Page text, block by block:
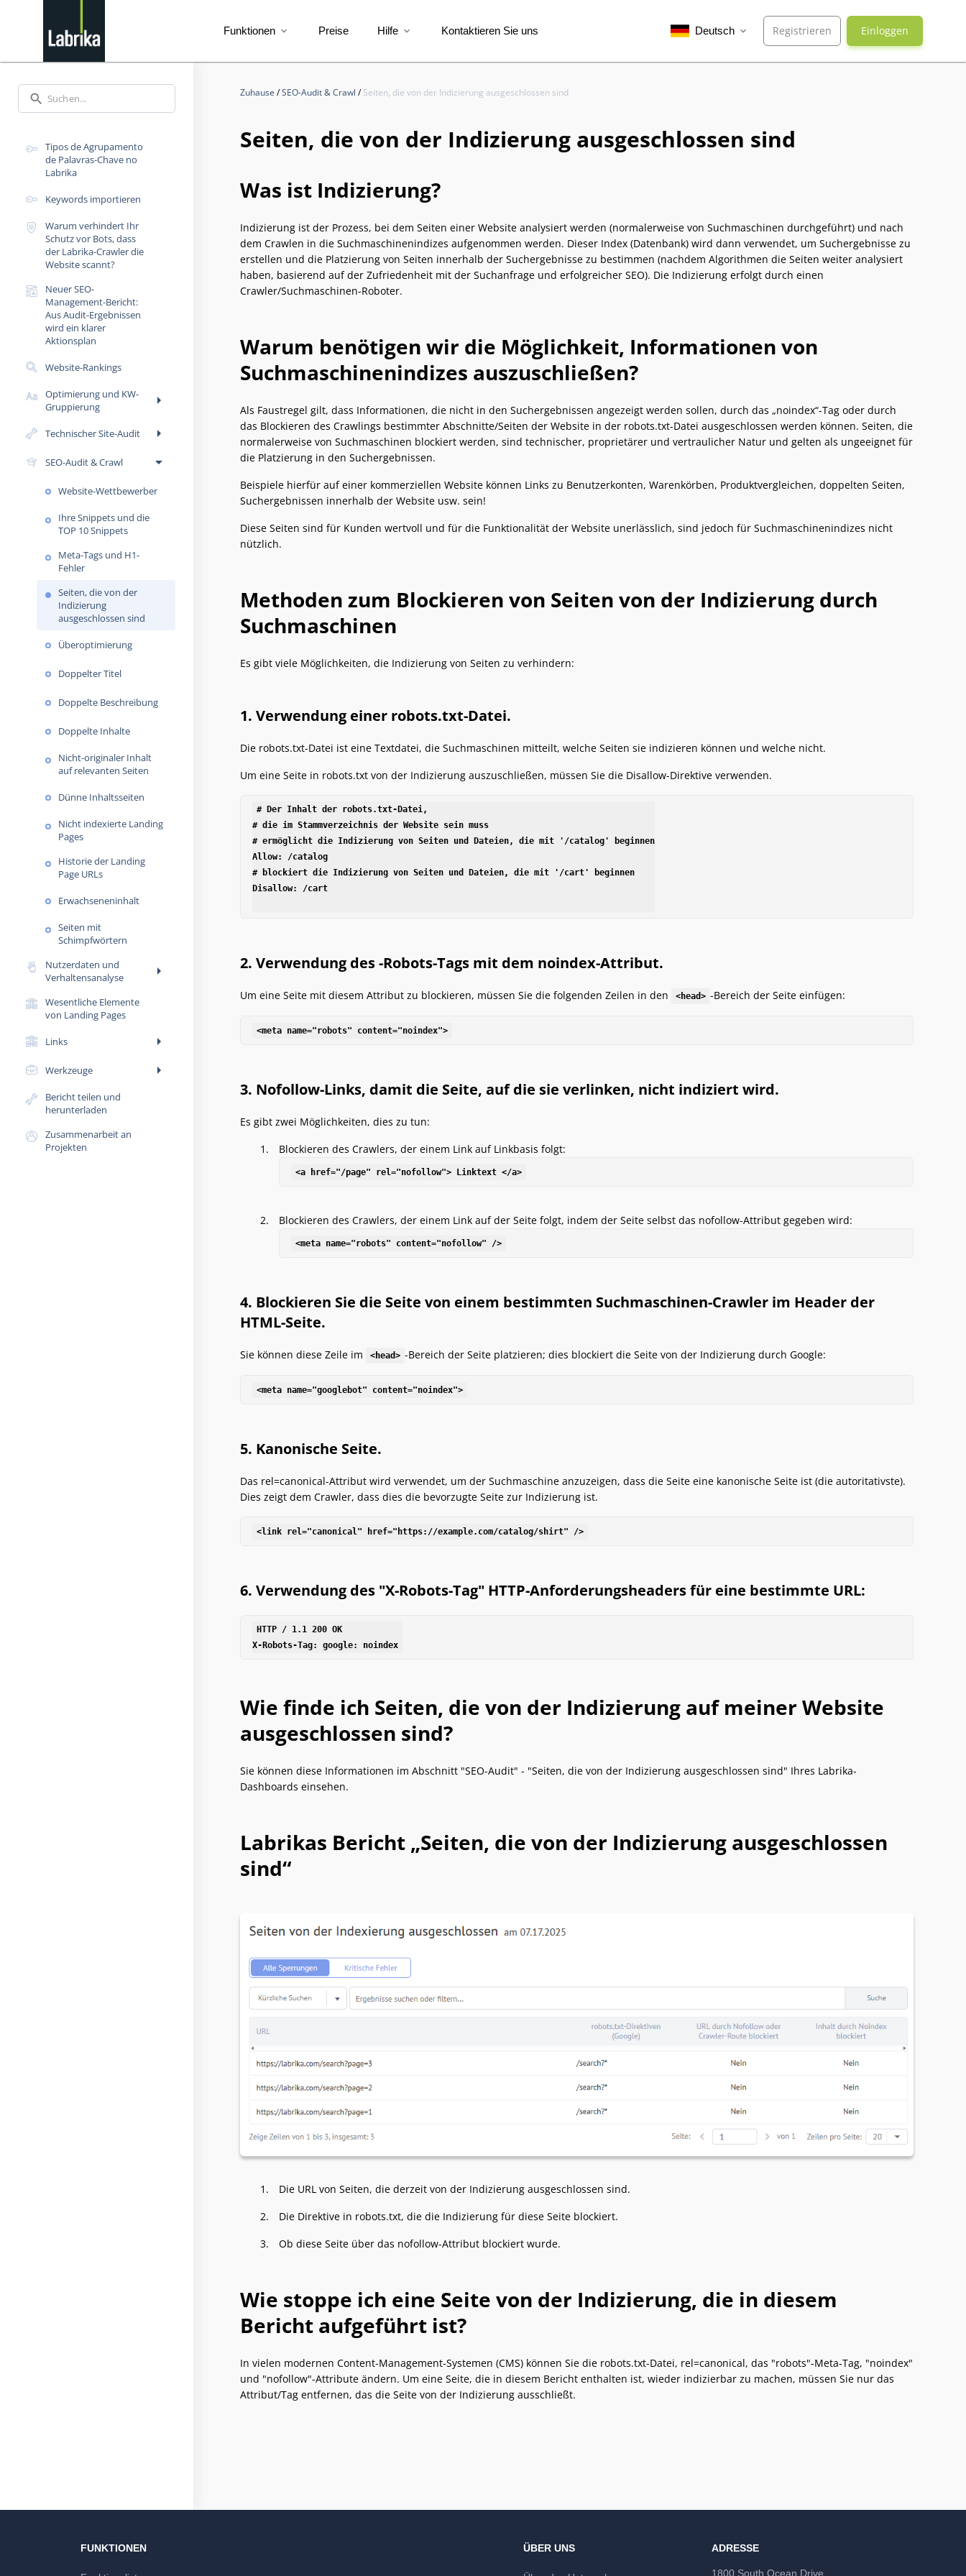
Funktionen expand_more Preise Hilfe expand_more Kontaktieren Sie uns Deutsch expand_more Registrieren Einloggen
search
Tipos de Agrupamento
de Palavras-Chave no
Labrika
Keywords importieren
Warum verhindert Ihr
Schutz vor Bots, dass
der Labrika-Crawler die
Website scannt?
Neuer SEO-
Management-Bericht:
Aus Audit-Ergebnissen
wird ein klarer
Aktionsplan
Website-Rankings
Optimierung und KW-
Gruppierung
arrow_right
Technischer Site-Audit arrow_right
SEO-Audit & Crawl arrow_drop_down
Website-Wettbewerber
Ihre Snippets und die
TOP 10 Snippets
Meta-Tags und H1-
Fehler
Seiten, die von der
Indizierung
ausgeschlossen sind
Überoptimierung
Doppelter Titel
Doppelte Beschreibung
Doppelte Inhalte
Nicht-originaler Inhalt
auf relevanten Seiten
Dünne Inhaltsseiten
Nicht indexierte Landing
Pages
Historie der Landing
Page URLs
Erwachseneninhalt
Seiten mit
Schimpfwörtern
Nutzerdaten und
Verhaltensanalyse
arrow_right
Wesentliche Elemente
von Landing Pages
Links arrow_right
Werkzeuge arrow_right
Bericht teilen und
herunterladen
Zusammenarbeit an
Projekten
Zuhause /SEO-Audit & Crawl /Seiten, die von der Indizierung ausgeschlossen sind
Seiten, die von der Indizierung ausgeschlossen sind
Was ist Indizierung?
Indizierung ist der Prozess, bei dem Seiten einer Website analysiert werden (normalerweise von Suchmaschinen durchgeführt) und nach
dem Crawlen in die Suchmaschinenindizes aufgenommen werden. Dieser Index (Datenbank) wird dann verwendet, um Suchergebnisse zu
erstellen und die Platzierung von Seiten innerhalb der Suchergebnisse zu bestimmen (nachdem Algorithmen die Seiten weiter analysiert
haben, basierend auf der Zufriedenheit mit der Suchanfrage und erfolgreicher SEO). Die Indizierung erfolgt durch einen
Crawler/Suchmaschinen-Roboter.
Warum benötigen wir die Möglichkeit, Informationen von
Suchmaschinenindizes auszuschließen?
Als Faustregel gilt, dass Informationen, die nicht in den Suchergebnissen angezeigt werden sollen, durch das „noindex“-Tag oder durch
das Blockieren des Crawlings bestimmter Abschnitte/Seiten der Website in der robots.txt-Datei ausgeschlossen werden können. Seiten, die
normalerweise von Suchmaschinen blockiert werden, sind technischer, proprietärer und vertraulicher Natur und gelten als ungeeignet für
die Platzierung in den Suchergebnissen.
Beispiele hierfür auf einer kommerziellen Website können Links zu Benutzerkonten, Warenkörben, Produktvergleichen, doppelten Seiten,
Suchergebnissen innerhalb der Website usw. sein!
Diese Seiten sind für Kunden wertvoll und für die Funktionalität der Website unerlässlich, sind jedoch für Suchmaschinenindizes nicht
nützlich.
Methoden zum Blockieren von Seiten von der Indizierung durch
Suchmaschinen
Es gibt viele Möglichkeiten, die Indizierung von Seiten zu verhindern:
1. Verwendung einer robots.txt-Datei.
Die robots.txt-Datei ist eine Textdatei, die Suchmaschinen mitteilt, welche Seiten sie indizieren können und welche nicht.
Um eine Seite in robots.txt von der Indizierung auszuschließen, müssen Sie die Disallow-Direktive verwenden.
# Der Inhalt der robots.txt-Datei,
# die im Stammverzeichnis der Website sein muss
# ermöglicht die Indizierung von Seiten und Dateien, die mit '/catalog' beginnen
Allow: /catalog
# blockiert die Indizierung von Seiten und Dateien, die mit '/cart' beginnen
Disallow: /cart
2. Verwendung des -Robots-Tags mit dem noindex-Attribut.
Um eine Seite mit diesem Attribut zu blockieren, müssen Sie die folgenden Zeilen in den <head> -Bereich der Seite einfügen:
<meta name="robots" content="noindex">
3. Nofollow-Links, damit die Seite, auf die sie verlinken, nicht indiziert wird.
Es gibt zwei Möglichkeiten, dies zu tun:
Blockieren des Crawlers, der einem Link auf Linkbasis folgt:
<a href="/page" rel="nofollow"> Linktext </a>
Blockieren des Crawlers, der einem Link auf der Seite folgt, indem der Seite selbst das nofollow-Attribut gegeben wird:
<meta name="robots" content="nofollow" />
4. Blockieren Sie die Seite von einem bestimmten Suchmaschinen-Crawler im Header der
HTML-Seite.
Sie können diese Zeile im <head> -Bereich der Seite platzieren; dies blockiert die Seite von der Indizierung durch Google:
<meta name="googlebot" content="noindex">
5. Kanonische Seite.
Das rel=canonical-Attribut wird verwendet, um der Suchmaschine anzuzeigen, dass die Seite eine kanonische Seite ist (die autoritativste).
Dies zeigt dem Crawler, dass dies die bevorzugte Seite zur Indizierung ist.
<link rel="canonical" href="https://example.com/catalog/shirt" />
6. Verwendung des "X-Robots-Tag" HTTP-Anforderungsheaders für eine bestimmte URL:
HTTP / 1.1 200 OK
X-Robots-Tag: google: noindex
Wie finde ich Seiten, die von der Indizierung auf meiner Website
ausgeschlossen sind?
Sie können diese Informationen im Abschnitt "SEO-Audit" - "Seiten, die von der Indizierung ausgeschlossen sind" Ihres Labrika-
Dashboards einsehen.
Labrikas Bericht „Seiten, die von der Indizierung ausgeschlossen
sind“
Die URL von Seiten, die derzeit von der Indizierung ausgeschlossen sind.
Die Direktive in robots.txt, die die Indizierung für diese Seite blockiert.
Ob diese Seite über das nofollow-Attribut blockiert wurde.
Wie stoppe ich eine Seite von der Indizierung, die in diesem
Bericht aufgeführt ist?
In vielen modernen Content-Management-Systemen (CMS) können Sie die robots.txt-Datei, rel=canonical, das "robots"-Meta-Tag, "noindex"
und "nofollow"-Attribute ändern. Um eine Seite, die in diesem Bericht enthalten ist, wieder indizierbar zu machen, müssen Sie nur das
Attribut/Tag entfernen, das die Seite von der Indizierung ausschließt.
FUNKTIONEN ÜBER UNS ADRESSE
1800 South Ocean Drive